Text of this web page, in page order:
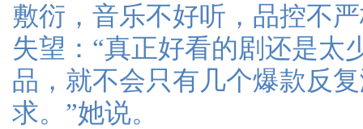
敷衍，音乐不好听，品控不
失望：“真正好看的剧还是太
品，就不会只有几个爆款反
求。”她说。